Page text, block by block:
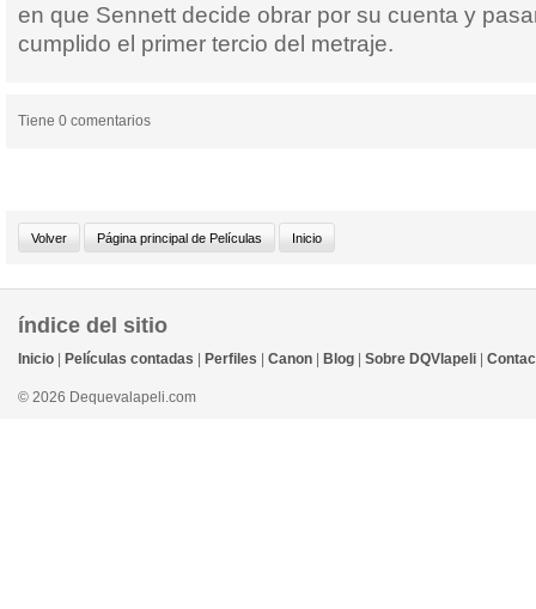
en que Sennett decide obrar por su cuenta y
cumplido el primer tercio del metraje.
Tiene 0 comentarios
índice del sitio
Inicio Películas contadas Perfiles Canon Blog Sobre DQVlapeli
© 2026 Dequevalapeli.com